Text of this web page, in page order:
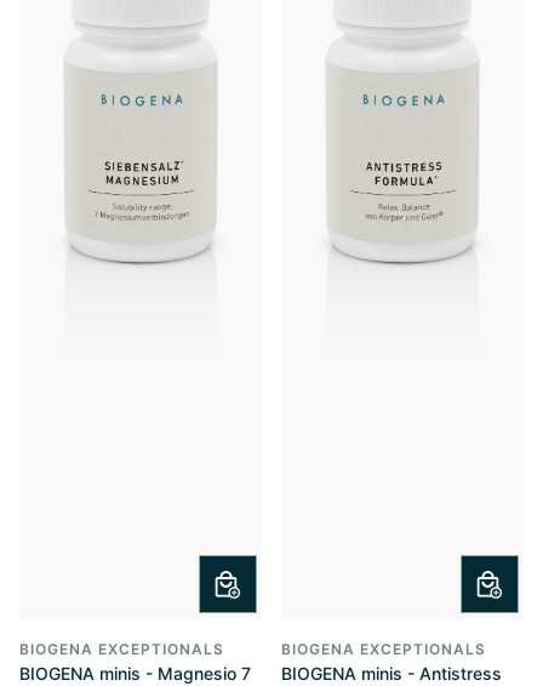
BIOGENA EXCEPTIONALS
BIOGENA minis - Magnesio 7
BIOGENA EXCEPTIONALS
BIOGENA minis - Antistress